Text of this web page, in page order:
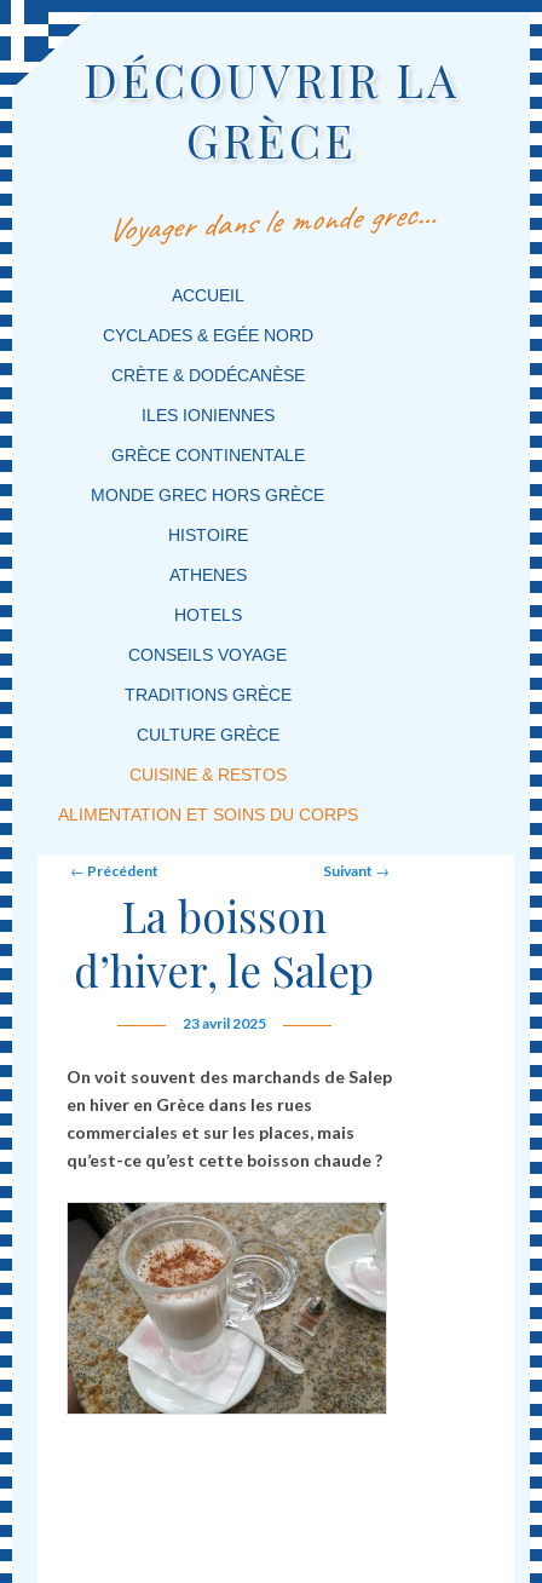
DÉCOUVRIR LA
GRÈCE
Voyager dans le monde grec…
MENU PRINCIPAL
MASQUER LA NAVIGATION PRINCIPALE
MASQUER LA NAVIGATION SECONDAIRE
ACCUEIL
CYCLADES & EGÉE NORD
CRÈTE & DODÉCANÈSE
ILES IONIENNES
GRÈCE CONTINENTALE
MONDE GREC HORS GRÈCE
HISTOIRE
ATHENES
HOTELS
CONSEILS VOYAGE
TRADITIONS GRÈCE
CULTURE GRÈCE
CUISINE & RESTOS
ALIMENTATION ET SOINS DU CORPS
Post navigation
← Précédent Suivant →
La boisson
d’hiver, le Salep
23 avril 2025
On voit souvent des marchands de Salep
en hiver en Grèce dans les rues
commerciales et sur les places, mais
qu’est-ce qu’est cette boisson chaude ?